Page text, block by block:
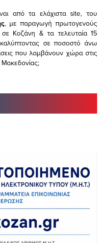
από τα ελάχισταsite, του
, με παραγωγή πρωτογενούς
σε Κοζάνη & τα τελευταία 15
σε ποσοστό άνω
που λαμβάνουν χώρα στις